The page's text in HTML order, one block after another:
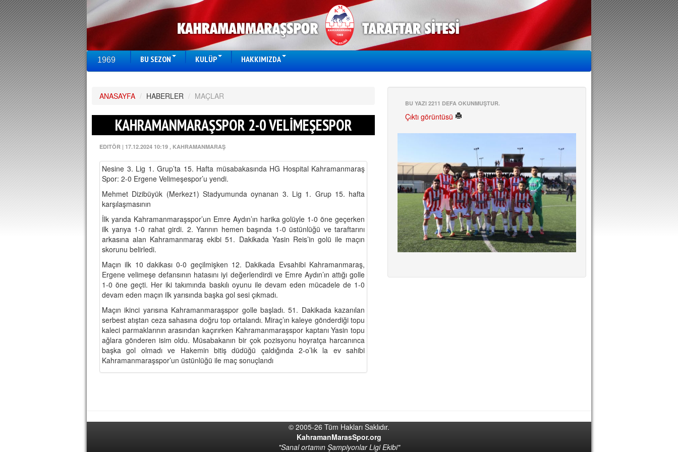
1969 BU SEZON KULÜP HAKKIMIZDA
ANASAYFA / HABERLER / MAÇLAR
KAHRAMANMARAŞSPOR 2-0 VELİMEŞESPOR
EDITÖR | 17.12.2024 10:19 , KAHRAMANMARAŞ
Nesine 3. Lig 1. Grup’ta 15. Hafta müsabakasında HG Hospital Kahramanmaraş
Spor: 2-0 Ergene Velimeşespor’u yendi.
Mehmet Dizibüyük (Merkez1) Stadyumunda oynanan 3. Lig 1. Grup 15. hafta
karşılaşmasının
İlk yarıda Kahramanmaraşspor’un Emre Aydın’ın harika golüyle 1-0 öne geçerken
ilk yarıya 1-0 rahat girdi. 2. Yarının hemen başında 1-0 üstünlüğü ve taraftarını
arkasına alan Kahramanmaraş ekibi 51. Dakikada Yasin Reis’in golü ile maçın
skorunu belirledi.
Maçın ilk 10 dakikası 0-0 geçilmişken 12. Dakikada Evsahibi Kahramanmaraş,
Ergene velimeşe defansının hatasını iyi değerlendirdi ve Emre Aydın’ın attığı golle
1-0 öne geçti. Her iki takımında baskılı oyunu ile devam eden mücadele de 1-0
devam eden maçın ilk yarısında başka gol sesi çıkmadı.
Maçın ikinci yarısına Kahramanmaraşspor golle başladı. 51. Dakikada kazanılan
serbest atıştan ceza sahasına doğru top ortalandı. Miraç’ın kaleye gönderdiği topu
kaleci parmaklarının arasından kaçırırken Kahramanmaraşspor kaptanı Yasin topu
ağlara gönderen isim oldu. Müsabakanın bir çok pozisyonu hoyratça harcanınca
başka gol olmadı ve Hakemin bitiş düdüğü çaldığında 2-o’lık la ev sahibi
Kahramanmaraşspor’un üstünlüğü ile maç sonuçlandı
BU YAZI 2211 DEFA OKUNMUŞTUR.
Çıktı görüntüsü
© 2005-26 Tüm Hakları Saklıdır.
KahramanMarasSpor.org
"Sanal ortamın Şampiyonlar Ligi Ekibi"